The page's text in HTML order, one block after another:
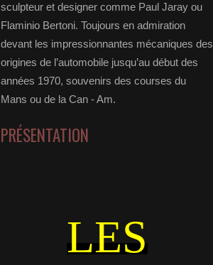
sculpteur et designer comme Paul Jaray ou
Flaminio Bertoni. Toujours en admiration
devant les impressionnantes mécaniques des
origines de l’automobile jusqu’au début des
années 1970, souvenirs des courses du
Mans ou de la Can - Am.
PRÉSENTATION
LES